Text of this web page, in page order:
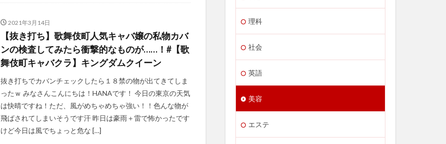
2021年3月14日
【抜き打ち】歌舞伎町人気キャバ嬢の私物カバ
ンの検査してみたら衝撃的なものが……！#【歌
舞伎町キャバクラ】キングダムクイーン
抜き打ちでカバンチェックしたら１８禁の物が出てきてしま
ったｗ みなさんこんにちは！HANAです！ 今日の東京の天気
は快晴ですね！ただ、風がめちゃめちゃ強い！！色んな物が
飛ばされてしまいそうです汗 昨日は豪雨＋雷で怖かったです
けど今日は風でちょっと危な […]
理科
社会
英語
美容
エステ